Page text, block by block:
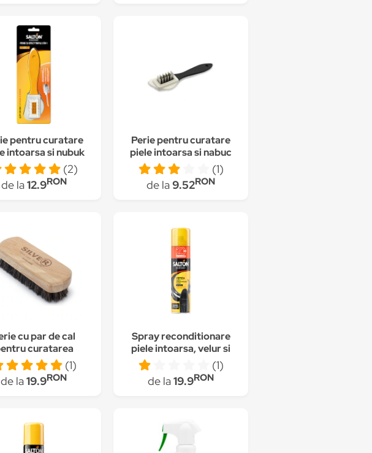
pentru curatare
intoarsa si nubuk
triplu, Salton
(2)
de la12.9RON
Perie pentru curatare
piele intoarsa si nabuc
(1)
de la9.52RON
cu par de cal
curatarea
Silver
(1)
de la19.9RON
Spray reconditionare
piele intoarsa, velur si
nabuc, Salton, Negru
(1)
de la19.9RON